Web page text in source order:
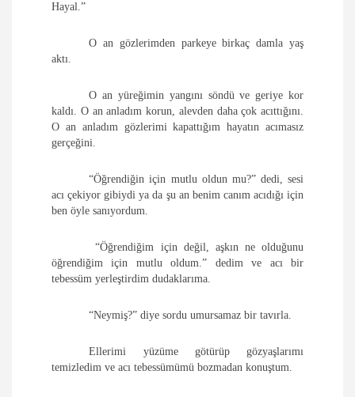
Hayal.”
O an gözlerimden parkeye birkaç damla yaş
aktı.
O an yüreğimin yangını söndü ve geriye kor
kaldı. O an anladım korun, alevden daha çok acıttığını.
O an anladım gözlerimi kapattığım hayatın acımasız
gerçeğini.
“Öğrendiğin için mutlu oldun mu?” dedi, sesi
acı çekiyor gibiydi ya da şu an benim canım acıdığı için
ben öyle sanıyordum.
“Öğrendiğim için değil, aşkın ne olduğunu
öğrendiğim için mutlu oldum.” dedim ve acı bir
tebessüm yerleştirdim dudaklarıma.
“Neymiş?” diye sordu umursamaz bir tavırla.
Ellerimi yüzüme götürüp gözyaşlarımı
temizledim ve acı tebessümümü bozmadan konuştum.